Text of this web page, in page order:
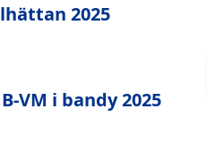
2025
VM i bandy 2025